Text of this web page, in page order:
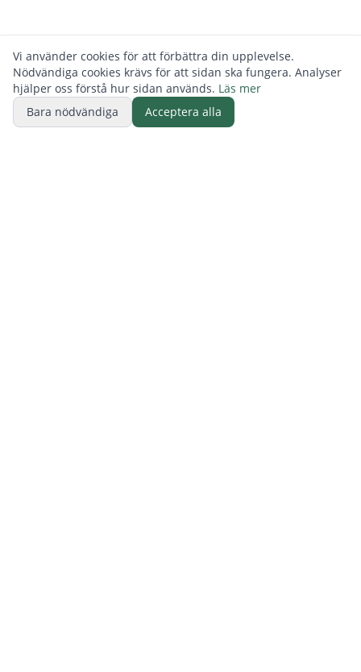
Vi använder cookies för att förbättra din upplevelse.
Nödvändiga cookies krävs för att sidan ska fungera. Analyser
hjälper oss förstå hur sidan används. Läs mer
Bara nödvändiga
Acceptera alla